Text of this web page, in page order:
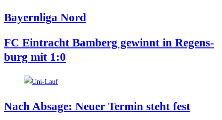
Bay­ern­li­ga Nord
FC Ein­tracht Bam­berg gewinnt in Regens­
burg mit 1:0
Nach Absa­ge: Neu­er Ter­min steht fest